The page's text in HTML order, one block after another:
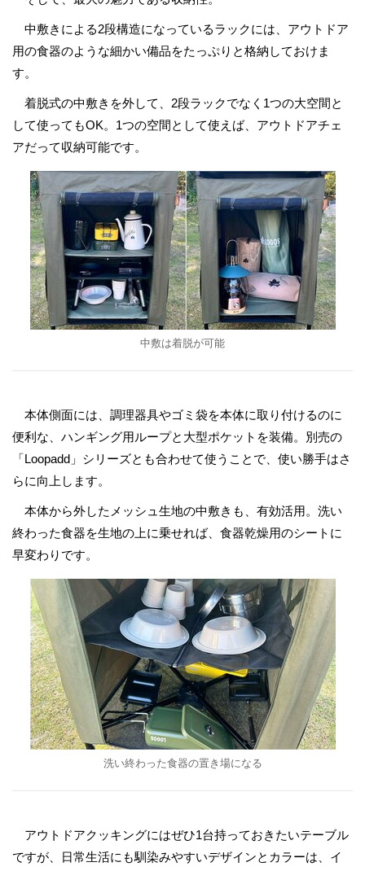
中敷きによる2段構造になっているラックには、アウトドア
用の食器のような細かい備品をたっぷりと格納しておけま
す。
着脱式の中敷きを外して、2段ラックでなく1つの大空間と
して使ってもOK。1つの空間として使えば、アウトドアチェ
アだって収納可能です。
中敷は着脱が可能
本体側面には、調理器具やゴミ袋を本体に取り付けるのに
便利な、ハンギング用ループと大型ポケットを装備。別売の
「Loopadd」シリーズとも合わせて使うことで、使い勝手はさ
らに向上します。
本体から外したメッシュ生地の中敷きも、有効活用。洗い
終わった食器を生地の上に乗せれば、食器乾燥用のシートに
早変わりです。
洗い終わった食器の置き場になる
アウトドアクッキングにはぜひ1台持っておきたいテーブル
ですが、日常生活にも馴染みやすいデザインとカラーは、イ